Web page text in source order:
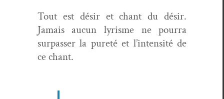
Tout est désir et chant du désir.
Jamais aucun lyrisme ne pour­ra
sur­pass­er la pureté et l’in­ten­sité de
ce chant.